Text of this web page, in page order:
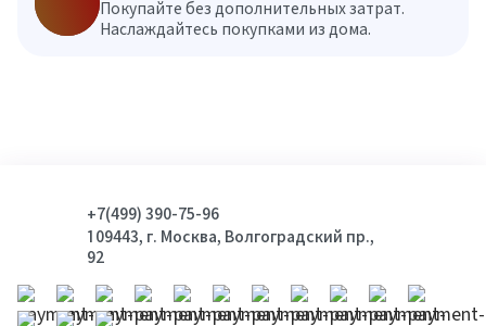
Покупайте без дополнительных затрат.
Наслаждайтесь покупками из дома.
+7(499) 390-75-96
109443, г. Москва, Волгоградский пр.,
92